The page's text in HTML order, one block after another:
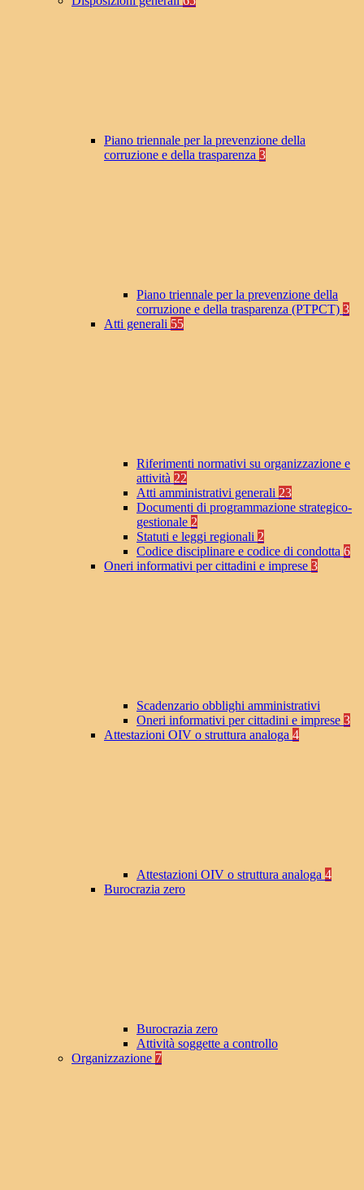
Piano triennale per la prevenzione della
corruzione e della trasparenza 3
Piano triennale per la prevenzione della
corruzione e della trasparenza (PTPCT) 3
Atti generali 55
Riferimenti normativi su organizzazione e
attività 22
Atti amministrativi generali 23
Documenti di programmazione strategico-
gestionale 2
Statuti e leggi regionali 2
Codice disciplinare e codice di condotta 6
Oneri informativi per cittadini e imprese 3
Scadenzario obblighi amministrativi
Oneri informativi per cittadini e imprese 3
Attestazioni OIV o struttura analoga 4
Attestazioni OIV o struttura analoga 4
Burocrazia zero
Burocrazia zero
Attività soggette a controllo
Organizzazione 7